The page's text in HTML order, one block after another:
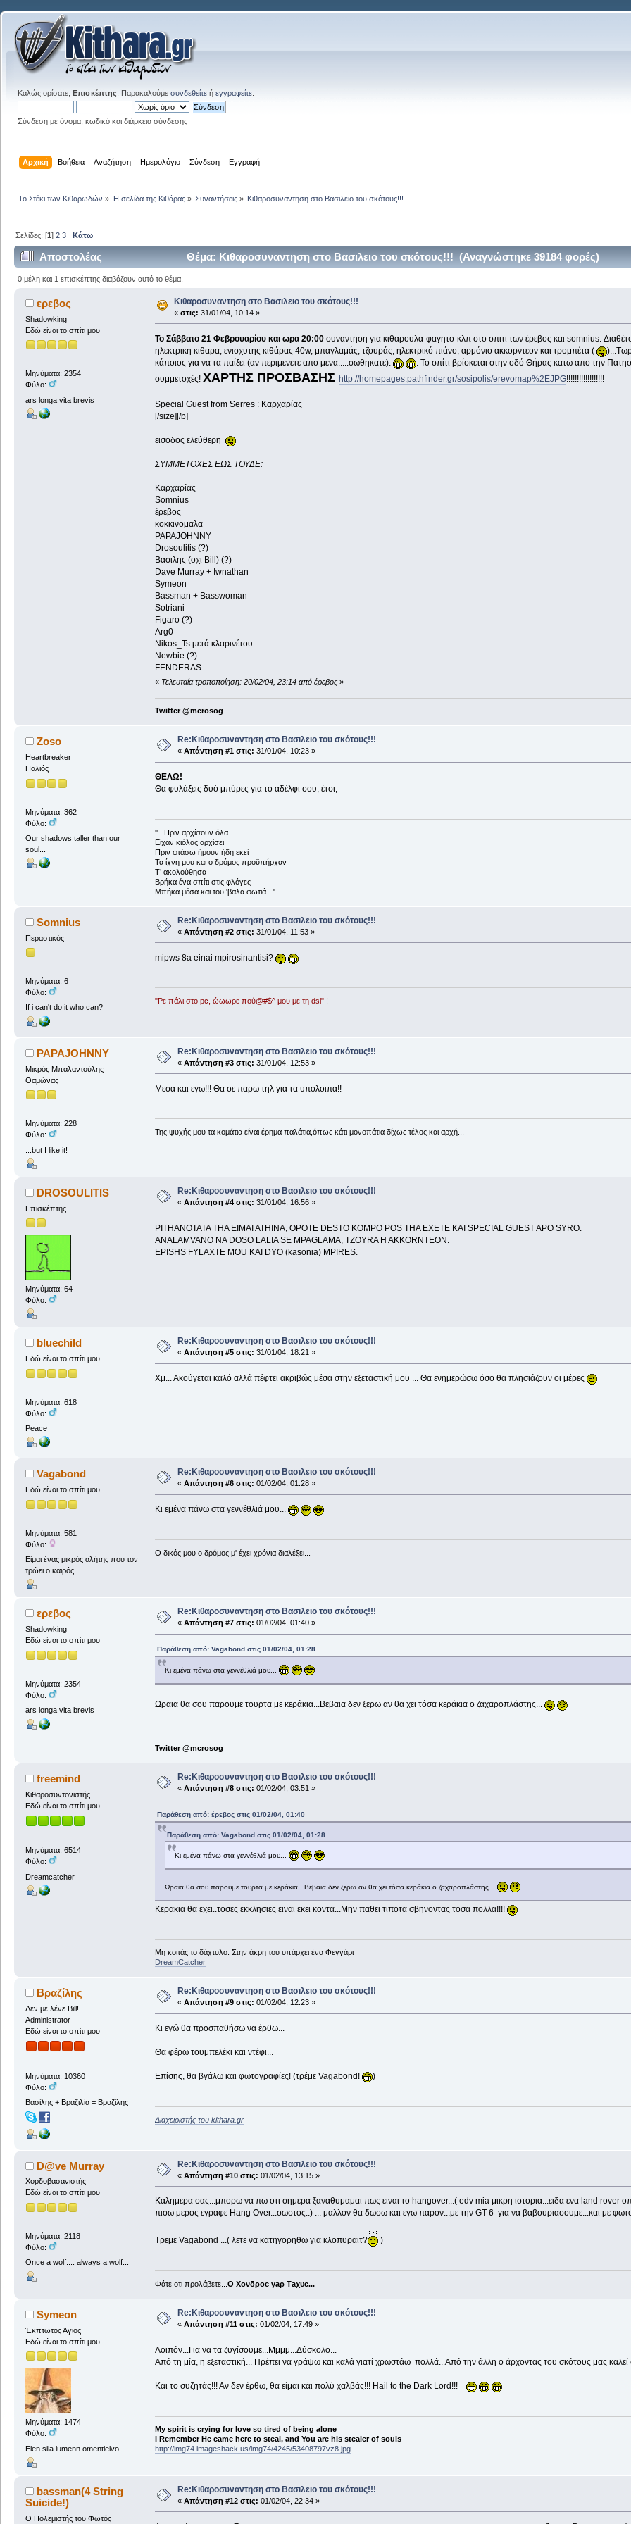
Καλώς ορίσατε, Επισκέπτης . Παρακαλούμε συνδεθείτε ή εγγραφείτε
Σύνδεση με όνομα, κωδικό και διάρκεια σύνδεσης
Αρχική Βοήθεια Αναζήτηση Ημερολόγιο Σύνδεση Εγγραφή
Το Στέκι των Κιθαρωδών » Η σελίδα της Κιθάρας» Συναντήσεις» Κιθαροσυναντηση στο Βασιλειο του σκότους!!!
Σελίδες: [1]2 3 Κάτω
Αποστολέας Θέμα: Κιθαροσυναντηση στο Βασιλειο του σκότους!!! (Αναγνώστηκε 39184 φορές)
0 μέλη και 1 επισκέπτης διαβάζουν αυτό το θέμα.
ερεβος
Shadowking
Εδώ είναι το σπίτι μου
Μηνύματα: 2354
Φύλο:
ars longa vita brevis
Κιθαροσυναντηση στο Βασιλειο του σκότους!!!
« στις: 31/01/04, 10:14 »
Το Σάββατο 21 Φεβρουαρίου και ωρα 20:00συναντηση για κιθαρουλα-φαγητο-κλπ στο σπιτι των έρεβος και somnius.
ηλεκτρικη κιθαρα, ενισχυτης κιθάρας 40w, μπαγλαμάς,τζουράς, ηλεκτρικό πιάνο, αρμόνιο ακκορντεον και τρομπέτα (
κάποιος για να τα παίξει (αν περιμενετε απο μενα.....σωθηκατε).
. Το σπίτι βρίσκεται στην οδό Θήρας κατω απο την
συμμετοχές! ΧΑΡΤΗΣ ΠΡΟΣΒΑΣΗΣ http://homepages.pathfinder.gr/sosipolis/erevomap%2EJPG!!!!!!!!!!!!!!!!!!
Special Guest from Serres : Καρχαρίας
[/size][/b]
εισοδος ελεύθερη
ΣΥΜΜΕΤΟΧΕΣ ΕΩΣ ΤΟΥΔΕ:
Καρχαρίας
Somnius
έρεβος
κοκκινομαλα
PAPAJOHNNY
Drosoulitis (?)
Βασιλης (οχι Bill) (?)
Dave Murray + Iwnathan
Symeon
Bassman + Basswoman
Sotriani
Figaro (?)
Arg0
Nikos_Ts μετά κλαρινέτου
Newbie (?)
FENDERAS
« Τελευταία τροποποίηση: 20/02/04, 23:14 από έρεβος»
Twitter @mcrosog
Zoso
Heartbreaker
Παλιός
Μηνύματα: 362
Φύλο:
Our shadows taller than our
soul...
Re:Κιθαροσυναντηση στο Βασιλειο του σκότους!!!
« Απάντηση #1 στις: 31/01/04, 10:23 »
ΘΕΛΩ!
Θα φυλάξεις δυό μπύρες για το αδέλφι σου, έτσι;
''...Πριν αρχίσουν όλα
Είχαν κιόλας αρχίσει
Πριν φτάσω ήμουν ήδη εκεί
Τα ίχνη μου και ο δρόμος προϋπήρχαν
Τ’ ακολούθησα
Βρήκα ένα σπίτι στις φλόγες
Μπήκα μέσα και του 'βαλα φωτιά...''
Somnius
Περαστικός
Μηνύματα: 6
Φύλο:
If i can't do it who can?
Re:Κιθαροσυναντηση στο Βασιλειο του σκότους!!!
« Απάντηση #2 στις: 31/01/04, 11:53 »
mipws 8a einai mpirosinantisi?
"Ρε πάλι στο pc, ώωωρε πού@#$^ μου με τη dsl" !
PAPAJOHNNY
Μικρός Μπαλαντούλης
Θαμώνας
Μηνύματα: 228
Φύλο:
...but I like it!
Re:Κιθαροσυναντηση στο Βασιλειο του σκότους!!!
« Απάντηση #3 στις: 31/01/04, 12:53 »
Μεσα και εγω!!! Θα σε παρω τηλ για τα υπολοιπα!!
Της ψυχής μου τα κομάτια είναι έρημα παλάτια,όπως κάτι μονοπάτια δίχως τέλος και αρχή...
DROSOULITIS
Επισκέπτης
Μηνύματα: 64
Φύλο:
Re:Κιθαροσυναντηση στο Βασιλειο του σκότους!!!
« Απάντηση #4 στις: 31/01/04, 16:56 »
PITHANOTATA THA EIMAI ATHINA, OPOTE DESTO KOMPO POS THA EXETE KAI SPECIAL GUEST APO SYRO.
ANALAMVANO NA DOSO LALIA SE MPAGLAMA, TZOYRA H AKKORNTEON.
EPISHS FYLAXTE MOU KAI DYO (kasonia) MPIRES.
bluechild
Εδώ είναι το σπίτι μου
Μηνύματα: 618
Φύλο:
Peace
Re:Κιθαροσυναντηση στο Βασιλειο του σκότους!!!
« Απάντηση #5 στις: 31/01/04, 18:21 »
Χμ... Ακούγεται καλό αλλά πέφτει ακριβώς μέσα στην εξεταστική μου ... Θα ενημερώσω όσο θα πλησιάζουν οι μέρες
Vagabond
Εδώ είναι το σπίτι μου
Μηνύματα: 581
Φύλο:
Είμαι ένας μικρός αλήτης που τον
τρώει ο καιρός
Re:Κιθαροσυναντηση στο Βασιλειο του σκότους!!!
« Απάντηση #6 στις: 01/02/04, 01:28 »
Κι εμένα πάνω στα γεννέθλιά μου...
Ο δικός μου ο δρόμος μ' έχει χρόνια διαλέξει...
ερεβος
Shadowking
Εδώ είναι το σπίτι μου
Μηνύματα: 2354
Φύλο:
ars longa vita brevis
Re:Κιθαροσυναντηση στο Βασιλειο του σκότους!!!
« Απάντηση #7 στις: 01/02/04, 01:40 »
Παράθεση από: Vagabond στις 01/02/04, 01:28
Κι εμένα πάνω στα γεννέθλιά μου...
Ωραια θα σου παρουμε τουρτα με κεράκια...Βεβαια δεν ξερω αν θα χει τόσα κεράκια ο ζαχαροπλάστης...
Twitter @mcrosog
freemind
Κιθαροσυντονιστής
Εδώ είναι το σπίτι μου
Μηνύματα: 6514
Φύλο:
Dreamcatcher
Re:Κιθαροσυναντηση στο Βασιλειο του σκότους!!!
« Απάντηση #8 στις: 01/02/04, 03:51 »
Παράθεση από: έρεβος στις 01/02/04, 01:40
Παράθεση από: Vagabond στις 01/02/04, 01:28
Κι εμένα πάνω στα γεννέθλιά μου...
Ωραια θα σου παρουμε τουρτα με κεράκια...Βεβαια δεν ξερω αν θα χει τόσα κεράκια ο ζαχαροπλάστης...
Κερακια θα εχει..τοσες εκκλησιες ειναι εκει κοντα...Μην παθει τιποτα σβηνοντας τοσα πολλα!!!!
Μη κοιτάς το δάχτυλο. Στην άκρη του υπάρχει ένα Φεγγάρι
DreamCatcher
Βραζίλης
Δεν με λένε Bill!
Administrator
Εδώ είναι το σπίτι μου
Μηνύματα: 10360
Φύλο:
Βασίλης + Βραζιλία = Βραζίλης
Re:Κιθαροσυναντηση στο Βασιλειο του σκότους!!!
« Απάντηση #9 στις: 01/02/04, 12:23 »
Κι εγώ θα προσπαθήσω να έρθω...
Θα φέρω τουμπελέκι και ντέφι...
Επίσης, θα βγάλω και φωτογραφίες! (τρέμε Vagabond! )
Διαχειριστής του kithara.gr
D@ve Murray
Χορδοβασανιστής
Εδώ είναι το σπίτι μου
Μηνύματα: 2118
Φύλο:
Once a wolf.... always a wolf...
Re:Κιθαροσυναντηση στο Βασιλειο του σκότους!!!
« Απάντηση #10 στις: 01/02/04, 13:15 »
Καλημερα σας...μπορω να πω οτι σημερα ξαναθυμαμαι πως ειναι το hangover...( edv mia μικρη ιστορια...ειδα ενα land rover
πισω μερος εγραφε Hang Over...σωστος..) ... μαλλον θα δωσω και εγω παρον...με την GT 6 για να βαβουριασουμε...και με
Τρεμε Vagabond ...( λετε να κατηγορηθω για κλοπυραιτ? )
Φάτε οτι προλάβετε... Ο Χονδροc γaρ Τaχυc...
Symeon
Έκπτωτος Άγιος
Εδώ είναι το σπίτι μου
Μηνύματα: 1474
Φύλο:
Elen sila lumenn omentielvo
Re:Κιθαροσυναντηση στο Βασιλειο του σκότους!!!
« Απάντηση #11 στις: 01/02/04, 17:49 »
Λοιπόν...Για να τα ζυγίσουμε...Μμμμ...Δύσκολο...
Από τη μία, η εξεταστική... Πρέπει να γράψω και καλά γιατί χρωστάω πολλά...Από την άλλη ο άρχοντας του σκότους μας
Και το συζητάς!!! Αν δεν έρθω, θα είμαι κάι πολύ χαλβάς!!! Hail to the Dark Lord!!!
My spirit is crying for love so tired of being alone
I Remember He came here to steal, and You are his stealer of souls
http://img74.imageshack.us/img74/4245/53408797vz8.jpg
bassman(4 String
Suicide!)
O Πολεμιστής του Φωτός
Re:Κιθαροσυναντηση στο Βασιλειο του σκότους!!!
« Απάντηση #12 στις: 01/02/04, 22:34 »